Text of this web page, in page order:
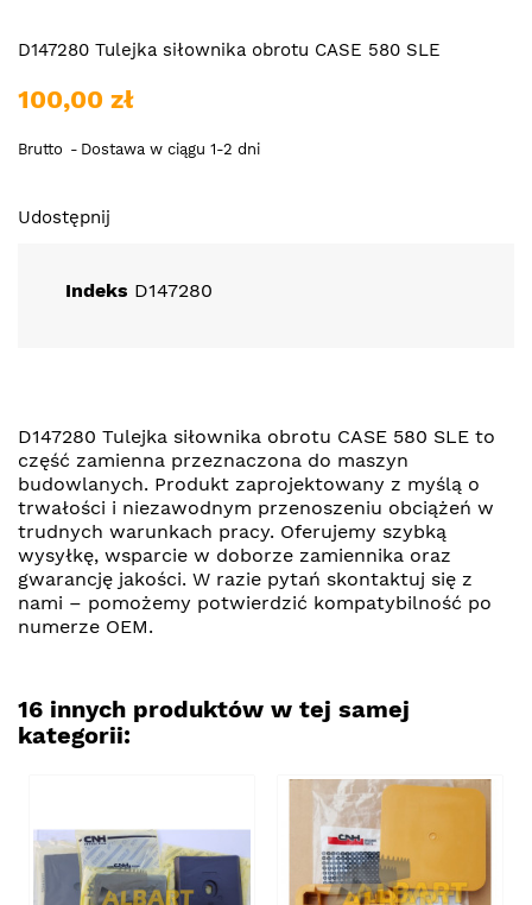
D147280 Tulejka siłownika obrotu CASE 580 SLE
100,00 zł
Brutto Dostawa w ciągu 1-2 dni
Udostępnij
Indeks D147280
D147280 Tulejka siłownika obrotu CASE 580 SLE to
część zamienna przeznaczona do maszyn
budowlanych. Produkt zaprojektowany z myślą o
trwałości i niezawodnym przenoszeniu obciążeń w
trudnych warunkach pracy. Oferujemy szybką
wysyłkę, wsparcie w doborze zamiennika oraz
gwarancję jakości. W razie pytań skontaktuj się z
nami – pomożemy potwierdzić kompatybilność po
numerze OEM.
16 innych produktów w tej samej
kategorii: